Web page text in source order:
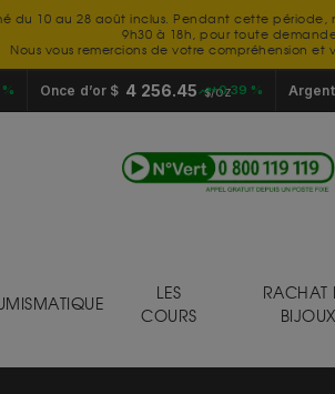
du 10 au 28 août inclus. Pendant cette
9h30 à 18h, pour toute
Nous vous remercions de votre compréhension et
Once d’or $ 4 256.45 $/OZ
+0.39 % Argent
LES
COURS
RACHAT
BIJOUX